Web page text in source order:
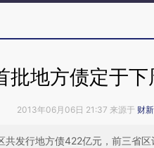
批地方债定于下
2013年06月06日 21:37 来源于 财
共发行地方债422亿元，前三省